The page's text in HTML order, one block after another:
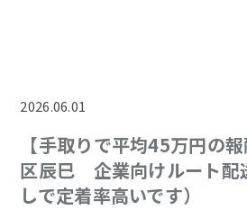
2026.06.01
【手取りで平均45万円の
区辰巳 企業向けルート配
しで定着率高いです）